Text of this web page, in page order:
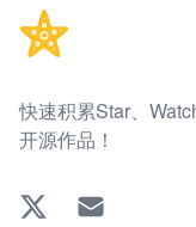
快速积累Star、
开源作品！
Twitter EMAIL